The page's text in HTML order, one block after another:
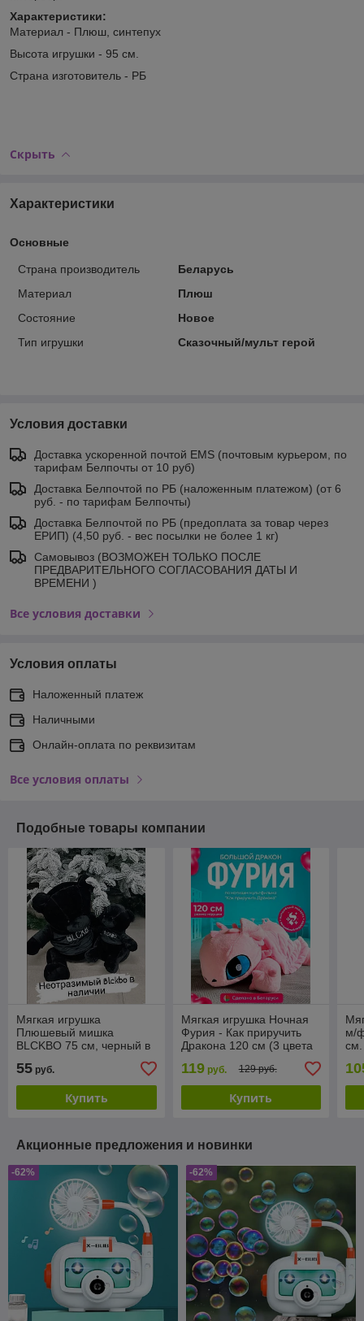
Характеристики:
Материал - Плюш, синтепух
Высота игрушки - 95 см.
Страна изготовитель - РБ
Скрыть
Характеристики
Основные
Страна производитель
Беларусь
Материал
Плюш
Состояние
Новое
Тип игрушки
Сказочный/мульт герой
Условия доставки
Доставка ускоренной почтой EMS (почтовым курьером, по
тарифам Белпочты от 10 руб)
Доставка Белпочтой по РБ (наложенным платежом) (от 6
руб. - по тарифам Белпочты)
Доставка Белпочтой по РБ (предоплата за товар через
ЕРИП) (4,50 руб. - вес посылки не более 1 кг)
Самовывоз (ВОЗМОЖЕН ТОЛЬКО ПОСЛЕ
ПРЕДВАРИТЕЛЬНОГО СОГЛАСОВАНИЯ ДАТЫ И
ВРЕМЕНИ )
Все условия доставки
Условия оплаты
Наложенный платеж
Наличными
Онлайн-оплата по реквизитам
Все условия оплаты
Подобные товары компании
Мягкая игрушка
Плюшевый мишка
BLCKBO 75 см, черный в
55 руб.
Купить
Мягкая игрушка Ночная
Фурия - Как приручить
Дракона 120 см (3 цвета
119руб. 129 руб.
Купить
м/
см.
Акционные предложения и новинки
-62% -62%